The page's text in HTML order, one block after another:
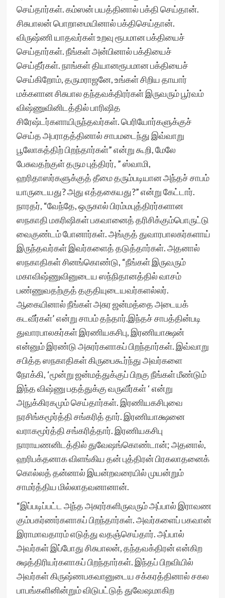
செய்தார்கள். கம்ஸன் பயத்தினால் பக்தி செய்தான்.
சிசுபாலன் பொறாமையினால் பக்திசெய்தான்.
விருஷ்ணி யாதவர்கள் உறவு ரூபமான பக்தியைச்
செய்தார்கள். நீங்கள் அன்பினால் பக்தியைச்
செய்தீர்கள். நாங்கள் தியானரூபமான பக்தியைச்
செய்கிறோம், தருமராஜனே, உங்கள் சிறிய தாயார்
மக்களான சிசுபால தந்தவக்திரர்கள் இருவரும் பூர்வம்
விஷ்ணுவினிடத்தில் பாரிஷித
சிரேஷ்டர்களாயிருந்தவர்கள். பெரியோர்களுக்குச்
செய்த அபராதத்தினால் சாபமடைந்து இவ்வாறு
பூலோகத்திற் பிறந்தார்கள்” என்று கூறி, மேலே
பேசுவதற்குள் தரும புத்திரர், ” ஸ்வாமி,
ஹரிதாஸர்களுக்குத் தீமை தரும்படியான அந்தச் சாபம்
யாருடையது? அது எத்தகையது?” என்று கேட்டார்.
நாரதர், “வேந்தே, ஒருகால் பிரம்மபுத்திரர்களான
ஸநகாதி மகரிஷிகள் பகவானைத் தரிசிக்கும்பொருட்டு
வைகுண்டம் போனார்கள். அங்குத் துவாரபாலகர்களாய்
இருந்தவர்கள் இவர்களைத் தடுத்தார்கள். அதனால்
ஸநகாதிகள் சினங்கொண்டு, “நீங்கள் இருவரும்
மகாவிஷ்ணுவினுடைய ஸந்நிதானத்தில் வாசம்
பண்ணுவதற்குத் தகுதியுடையவர்களல்லர்.
ஆகையினால் நீங்கள் அசுர ஜன்மத்தை அடையக்
கடவீர்கள்’ என்று சாபம் தந்தார்.இந்தச் சாபத்தின்படி
துவாரபாலகர்கள் இரணியகசிபு, இரணியாக்ஷன்
என்னும் இரண்டு அசுரர்களாகப் பிறந்தார்கள். இவ்வாறு
சபித்த ஸநகாதிகள் கிருபைகூர்ந்து அவர்களை
நோக்கி, ‘மூன்று ஜன்மத்துக்குப் பிறகு நீங்கள் மீண்டும்
இந்த விஷ்ணு பதத்துக்கு வருவீர்கள் ‘ என்று
அநுக்கிரகமும் செய்தார்கள். இரணியகசிபுவை
நரசிங்கமூர்த்தி சங்கரித் தார். இரணியாக்ஷனை
வராகமூர்த்தி சங்கரித்தார். இரணியகசிபு
நாராயணனிடத்தில் துவேஷங்கொண்டான்; அதனால்,
ஹரிபக்தனாக விளங்கிய தன் புத்திரன் பிரகலாதனைக்
கொல்லத் தன்னால் இயன்றவரையில் முயன்றும்
சாமர்த்திய மில்லாதவனானான்.
“இப்படிப்பட்ட அந்த அசுரர்களிருவரும் அப்பால் இராவண
கும்பகர்ணர்களாகப் பிறந்தார்கள். அவர்களைப் பகவான்
இராமாவதாரம் எடுத்து வதஞ்செய்தார். அப்பால்
அவர்கள் இப்போது சிசுபாலன், தந்தவக்திரன் என்கிற
க்ஷத்திரியர்களாகப் பிறந்தார்கள். இந்தப் பிறவியில்
அவர்கள் கிருஷ்ணபகவானுடைய சக்கரத்தினால் சகல
பாபங்களினின்றும் விடுபட்டுத் துவேஷமாகிற